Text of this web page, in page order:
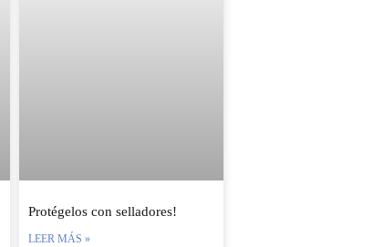
Protégelos con selladores!
LEER MÁS »